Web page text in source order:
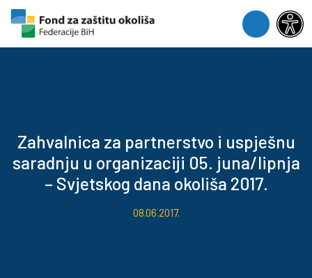
Skip to content
Skip to footer
Menu
Zahvalnica za partnerstvo i uspješnu
saradnju u organizaciji 05. juna/lipnja
– Svjetskog dana okoliša 2017.
08.06.2017.